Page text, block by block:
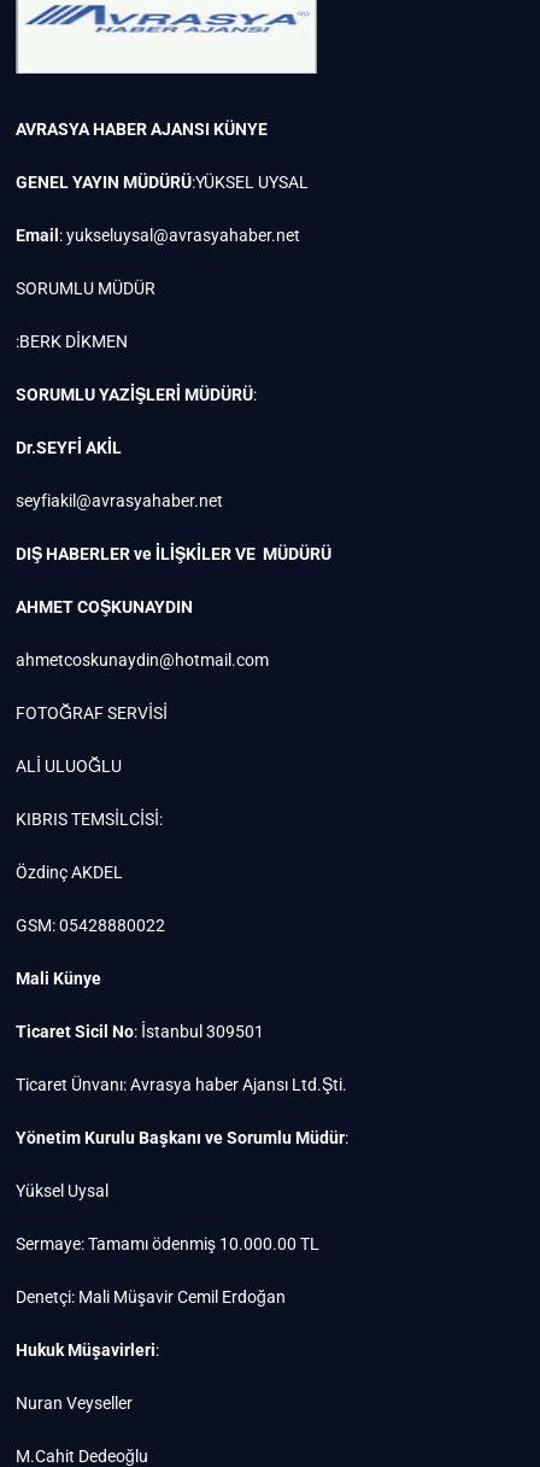
AVRASYA HABER AJANSIKÜNYE
GENEL YAYIN MÜDÜRÜ:YÜKSEL UYSAL
Email :yukseluysal@avrasyahaber.net
SORUMLU MÜDÜR
:BERK DİKMEN
SORUMLU YAZİŞLERİ MÜDÜRÜ:
Dr.SEYFİ AKİL
seyfiakil@avrasyahaber.net
DIŞ HABERLER ve İLİŞKİLER VE MÜDÜRÜ
AHMET COŞKUNAYDIN
ahmetcoskunaydin@hotmail.com
FOTOĞRAF SERVİSİ
ALİ ULUOĞLU
KIBRIS TEMSİLCİSİ:
Özdinç AKDEL
GSM: 05428880022
Mali Künye
Ticaret Sicil No: İstanbul 309501
Ticaret Ünvanı: Avrasya haber Ajansı Ltd.Şti.
Yönetim Kurulu Başkanı ve Sorumlu Müdür:
Yüksel Uysal
Sermaye: Tamamı ödenmiş 10.000.00 TL
Denetçi: Mali Müşavir Cemil Erdoğan
Hukuk Müşavirleri:
Nuran Veyseller
M.Cahit Dedeoğlu